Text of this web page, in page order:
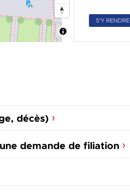
S'Y RENDRE
décès)
demande de filiation